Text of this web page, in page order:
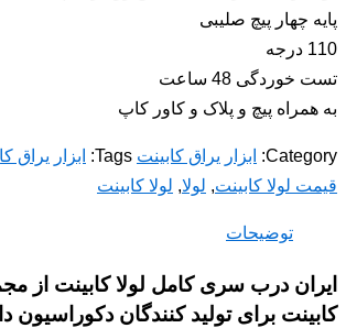
پایه چهار پیچ صلیبی
110 درجه
تست خوردگی 48 ساعت
به همراه پیچ و پلاک و کاور کاپ
Category: ابزار یراق کابینت Tags: ابزار یراق
قیمت لولا کابینت, لولا, لولا کابینت
توضیحات
ایران درب سری کامل لولا کابینت از
کابینت برای تولید کنندگان دکوراسیون